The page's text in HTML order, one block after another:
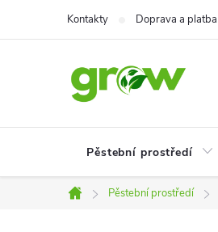
Kontakty Doprava a platba
Pěstební prostředí
Domů
Pěstební prostředí